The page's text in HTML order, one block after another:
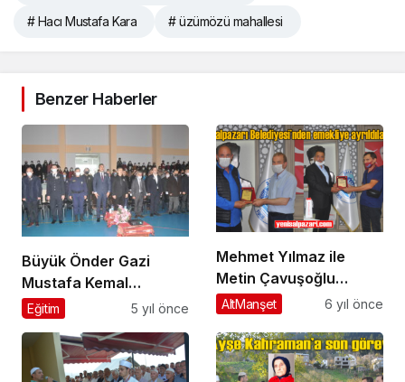
# Hacı Mustafa Kara # üzümözü mahallesi
Benzer Haberler
Büyük Önder Gazi
Mustafa Kemal
Atatürk’ü saygıyla
Eğitim 5 yıl önce
Mehmet Yılmaz ile
Metin Çavuşoğlu
Şalpazarı Belediyesi’ne
AltManşet 6 yıl önce